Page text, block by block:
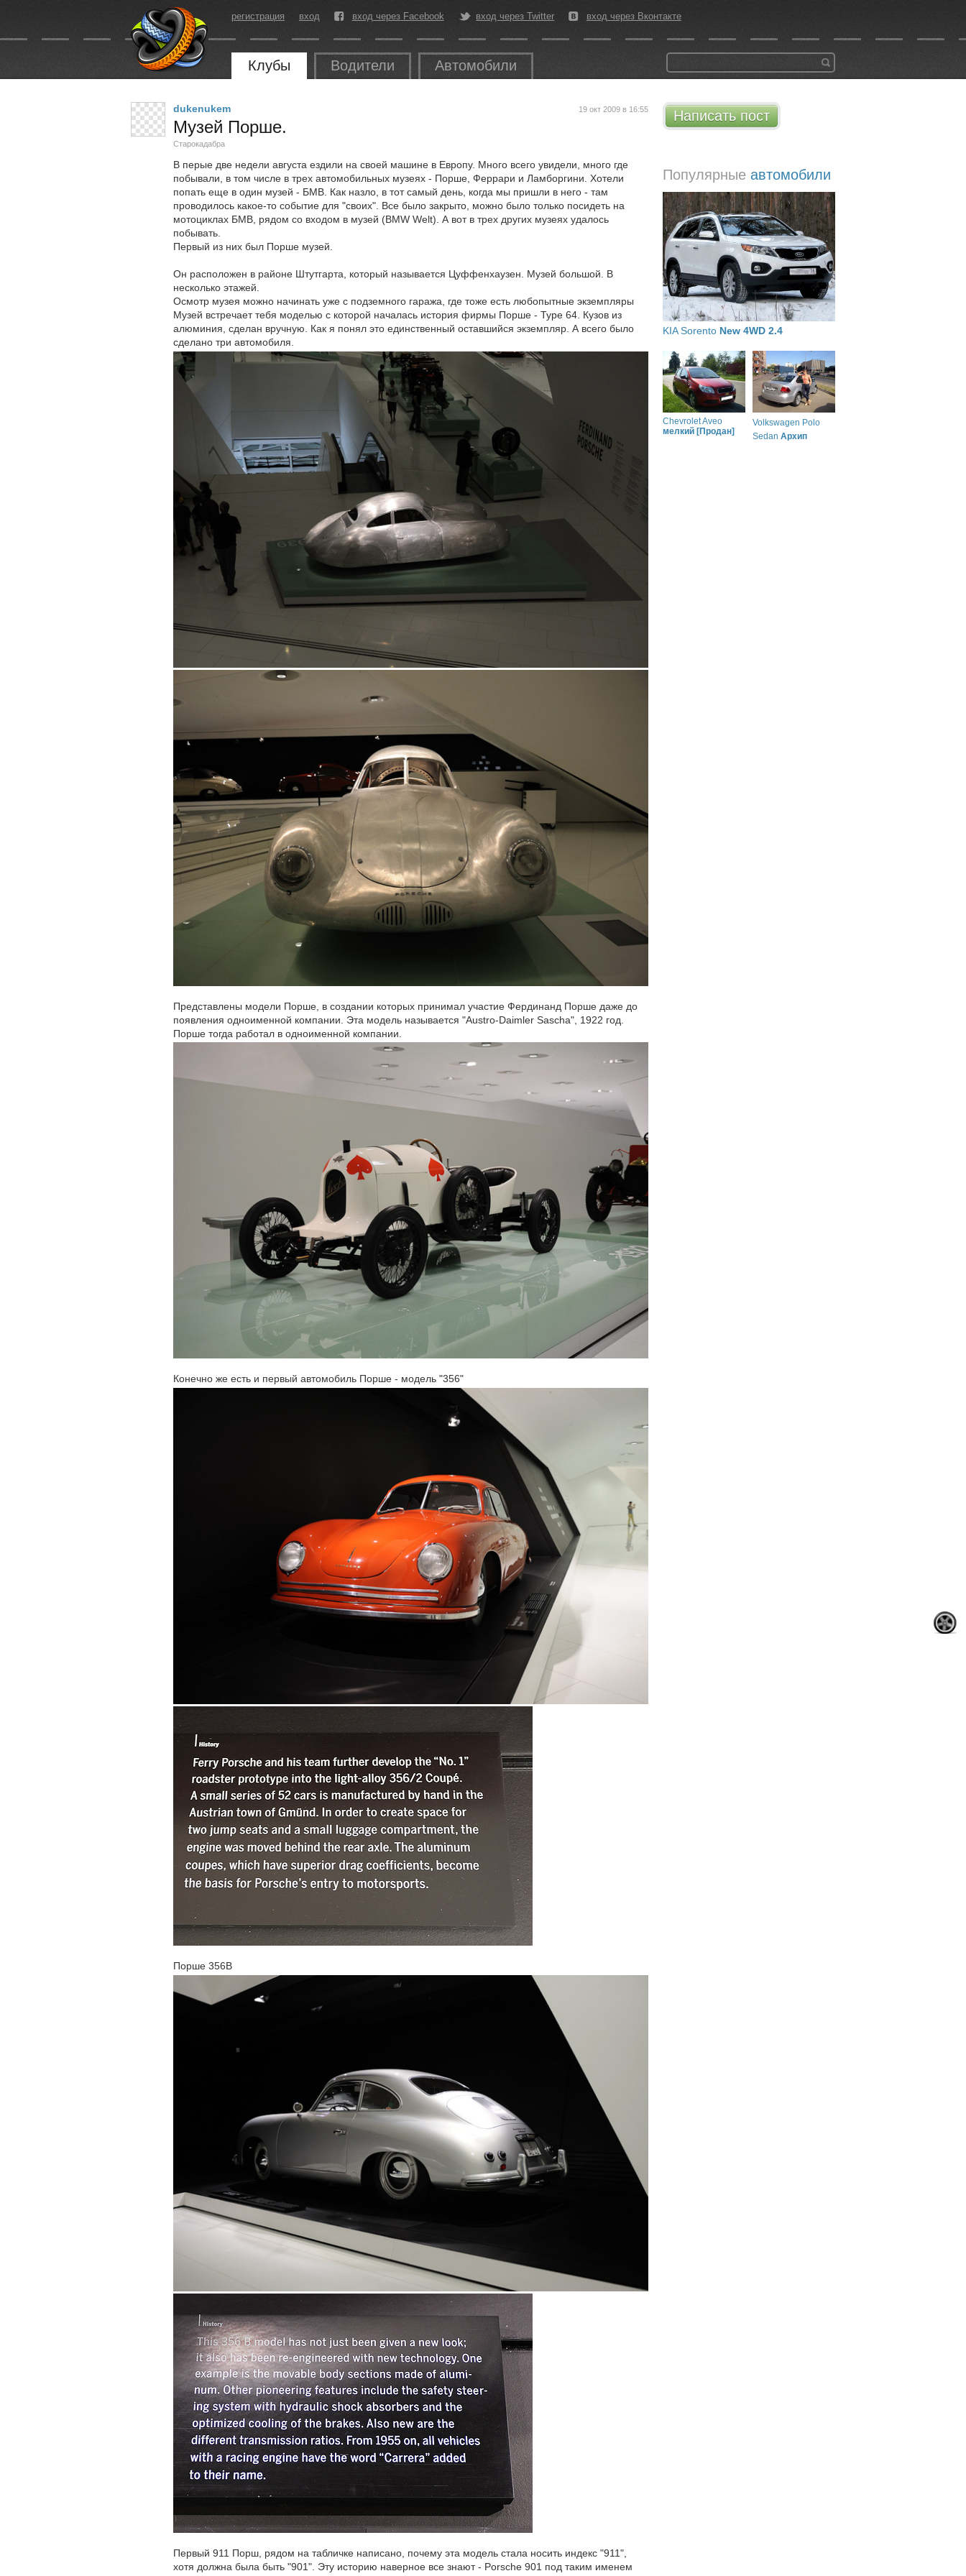
регистрация вход вход через Facebook вход через Twitter вход через Вконтакте
Клубы Водители Автомобили
Написать пост
Популярные автомобили
KIA Sorento New 4WD 2.4
Chevrolet Aveo
мелкий [Продан]
Volkswagen Polo
Sedan Архип
19 окт 2009 в 16:55
dukenukem
Музей Порше.
Старокадабра
В перые две недели августа ездили на своей машине в Европу. Много всего увидели, много где
побывали, в том числе в трех автомобильных музеях - Порше, Феррари и Ламборгини. Хотели
попать еще в один музей - БМВ. Как назло, в тот самый день, когда мы пришли в него - там
проводилось какое-то событие для "своих". Все было закрыто, можно было только посидеть на
мотоциклах БМВ, рядом со входом в музей (BMW Welt). А вот в трех других музеях удалось
побывать.
Первый из них был Порше музей.
Он расположен в районе Штутгарта, который называется Цуффенхаузен. Музей большой. В
несколько этажей.
Осмотр музея можно начинать уже с подземного гаража, где тоже есть любопытные экземпляры
Музей встречает тебя моделью с которой началась история фирмы Порше - Type 64. Кузов из
алюминия, сделан вручную. Как я понял это единственный оставшийся экземпляр. А всего было
сделано три автомобиля.
Представлены модели Порше, в создании которых принимал участие Фердинанд Порше даже до
появления одноименной компании. Эта модель называется "Austro-Daimler Sascha", 1922 год.
Порше тогда работал в одноименной компании.
Конечно же есть и первый автомобиль Порше - модель "356"
Порше 356B
Первый 911 Порш, рядом на табличке написано, почему эта модель стала носить индекс "911",
хотя должна была быть "901". Эту историю наверное все знают - Porsche 901 под таким именем